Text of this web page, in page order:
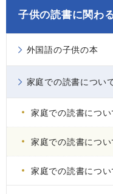
子供の読書に関わ
外国語の子供の本
家庭での読書につい
家庭での読書につ
家庭での読書につ
家庭での読書につ